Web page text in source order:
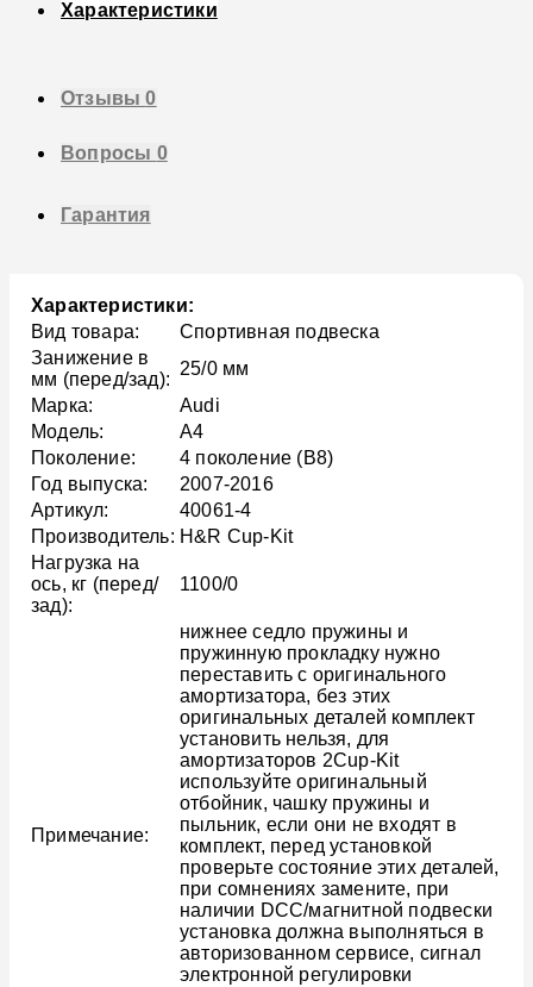
Характеристики
Отзывы0
Вопросы 0
Гарантия
Характеристики:
Вид товара:
Спортивная подвеска
Занижение в
мм (перед/зад):
25/0 мм
Марка:
Audi
Модель:
A4
Поколение:
4 поколение (B8)
Год выпуска:
2007-2016
Артикул:
40061-4
Производитель: H&R Cup-Kit
Нагрузка на
ось, кг (перед/
зад):
1100/0
Примечание:
нижнее седло пружины и
пружинную прокладку нужно
переставить с оригинального
амортизатора, без этих
оригинальных деталей комплект
установить нельзя, для
амортизаторов 2Cup-Kit
используйте оригинальный
отбойник, чашку пружины и
пыльник, если они не входят в
комплект, перед установкой
проверьте состояние этих деталей,
при сомнениях замените, при
наличии DCC/магнитной подвески
установка должна выполняться в
авторизованном сервисе, сигнал
электронной регулировки